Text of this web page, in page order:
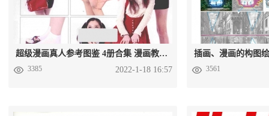
超级漫画真人参考图鉴 4册合集 漫画教程PNG格式 百度云下载
3385 2022-1-18 16:57 3561